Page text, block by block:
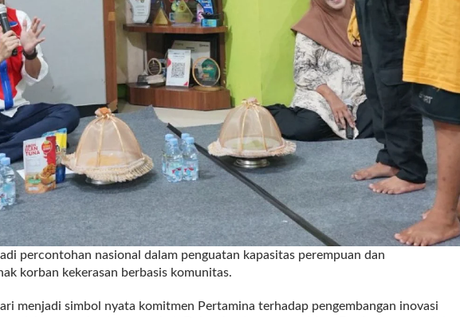
percontohan nasional dalam penguatan kapasitas perempuan dan
korban kekerasan berbasis komunitas.
menjadi simbol nyata komitmen Pertamina terhadap pengembangan inovasi